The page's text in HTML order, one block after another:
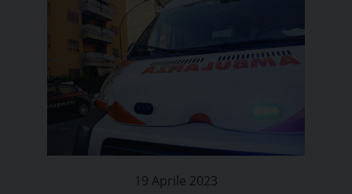
19 Aprile 2023